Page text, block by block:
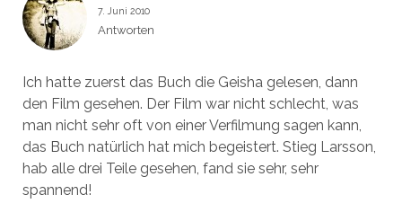
7. Juni 2010
Antworten
Ich hatte zuerst das Buch die Geisha gelesen, dann
den Film gesehen. Der Film war nicht schlecht, was
man nicht sehr oft von einer Verfilmung sagen kann,
das Buch natürlich hat mich begeistert. Stieg Larsson,
hab alle drei Teile gesehen, fand sie sehr, sehr
spannend!